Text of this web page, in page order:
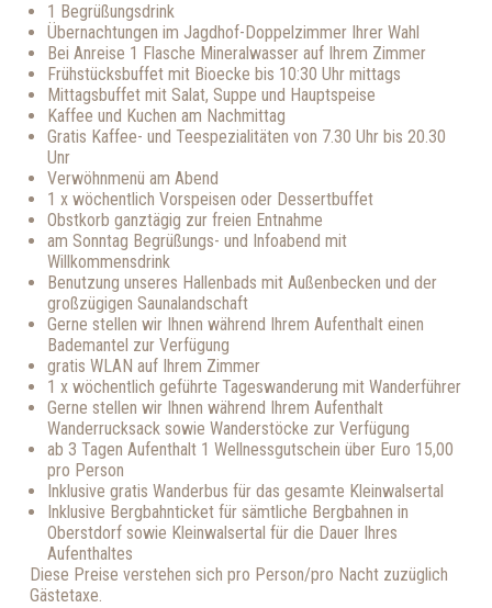
1 Begrüßungsdrink
Übernachtungen im Jagdhof-Doppelzimmer Ihrer Wahl
Bei Anreise 1 Flasche Mineralwasser auf Ihrem Zimmer
Frühstücksbuffet mit Bioecke bis 10:30 Uhr mittags
Mittagsbuffet mit Salat, Suppe und Hauptspeise
Kaffee und Kuchen am Nachmittag
Gratis Kaffee- und Teespezialitäten von 7.30 Uhr bis 20.30
Unr
Verwöhnmenü am Abend
1 x wöchentlich Vorspeisen oder Dessertbuffet
Obstkorb ganztägig zur freien Entnahme
am Sonntag Begrüßungs- und Infoabend mit
Willkommensdrink
Benutzung unseres Hallenbads mit Außenbecken und der
großzügigen Saunalandschaft
Gerne stellen wir Ihnen während Ihrem Aufenthalt einen
Bademantel zur Verfügung
gratis WLAN auf Ihrem Zimmer
1 x wöchentlich geführte Tageswanderung mit Wanderführer
Gerne stellen wir Ihnen während Ihrem Aufenthalt
Wanderrucksack sowie Wanderstöcke zur Verfügung
ab 3 Tagen Aufenthalt 1 Wellnessgutschein über Euro 15,00
pro Person
Inklusive gratis Wanderbus für das gesamte Kleinwalsertal
Inklusive Bergbahnticket für sämtliche Bergbahnen in
Oberstdorf sowie Kleinwalsertal für die Dauer Ihres
Aufenthaltes
Diese Preise verstehen sich pro Person/pro Nacht zuzüglich
Gästetaxe.